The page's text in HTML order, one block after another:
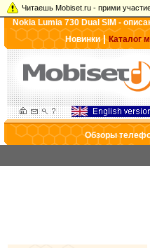
Читаешь Mobiset.ru - прими
Nokia Lumia 730 Dual SIM -
Новинки|Каталог
Обзоры